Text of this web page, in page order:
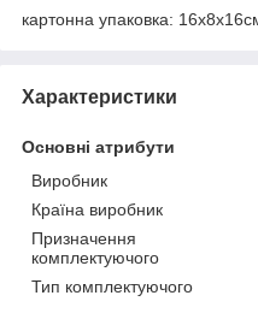
картонна упаковка:
Характеристики
Основні атрибути
Виробник
Країна виробник
Призначення
комплектуючого
Тип комплектуючого